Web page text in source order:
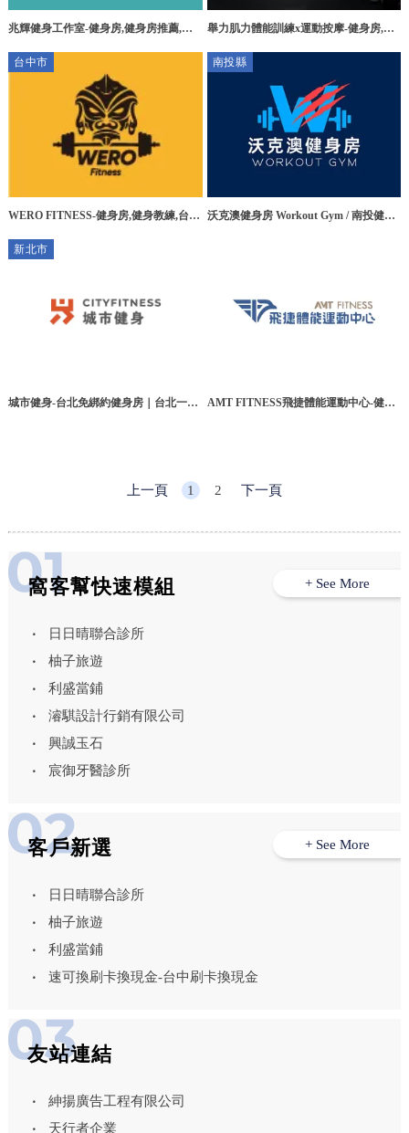
兆輝健身工作室-健身房,健身房推薦,台
推薦
舉力肌力體能訓練x運動按摩-健身房,運
台中市
WERO FITNESS-健身房,健身教練,台中
南投縣
沃克澳健身房 Workout Gym / 南投健身
新北市
城市健身-台北免綁約健身房｜台北一對
AMT FITNESS飛捷體能運動中心-健身
上一頁 1 2 下一頁
窩客幫快速模組
日日晴聯合診所
柚子旅遊
利盛當鋪
濬騏設計行銷有限公司
興誠玉石
宸御牙醫診所
+ See More
客戶新選
日日晴聯合診所
柚子旅遊
利盛當鋪
速可換刷卡換現金-台中刷卡換現金
+ See More
友站連結
紳揚廣告工程有限公司
天行者企業